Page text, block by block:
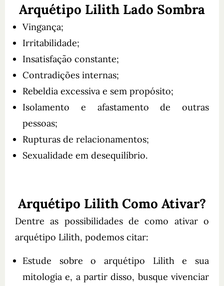
Arquétipo Lilith Lado Sombra
Vingança;
Irritabilidade;
Insatisfação constante;
Contradições internas;
Rebeldia excessiva e sem propósito;
Isolamento e afastamento de outras
pessoas;
Rupturas de relacionamentos;
Sexualidade em desequilíbrio.
Arquétipo Lilith Como Ativar?
Dentre as possibilidades de como ativar o
arquétipo Lilith, podemos citar:
Estude sobre o arquétipo Lilith e sua
mitologia e, a partir disso, busque vivenciar